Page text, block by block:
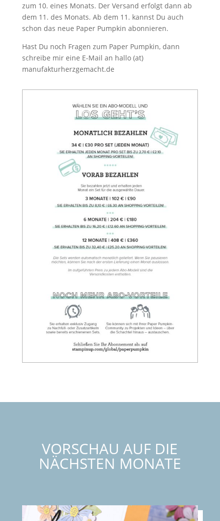
zum 10. eines Monats. Der Versand erfolgt dann ab
dem 11. des Monats. Ab dem 11. kannst Du auch
schon das neue Paper Pumpkin abonnieren.
Hast Du noch Fragen zum Paper Pumpkin, dann
schreibe mir eine E-Mail an hallo (at)
manufakturherzgemacht.de
VORSCHAU AUF DIE
NÄCHSTEN MONATE